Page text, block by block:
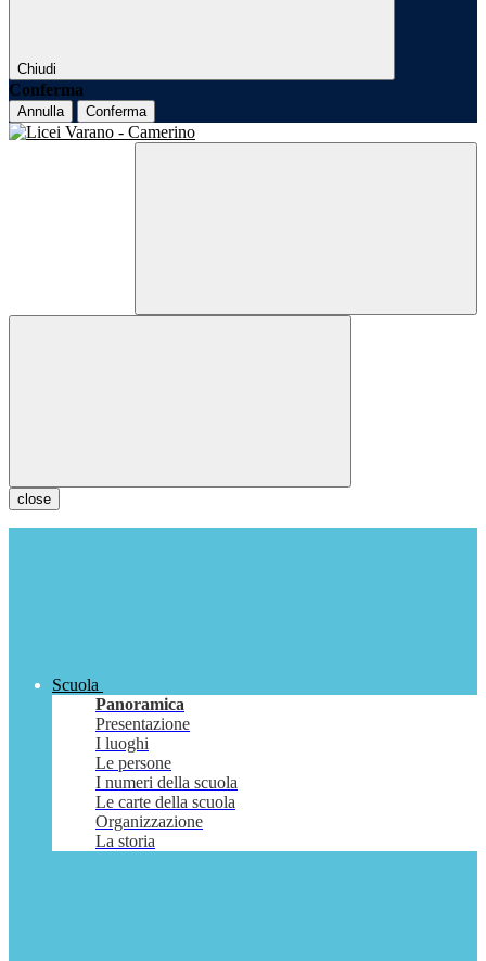
Chiudi
Conferma
Annulla Conferma
close
Scuola
Panoramica
Presentazione
I luoghi
Le persone
I numeri della scuola
Le carte della scuola
Organizzazione
La storia